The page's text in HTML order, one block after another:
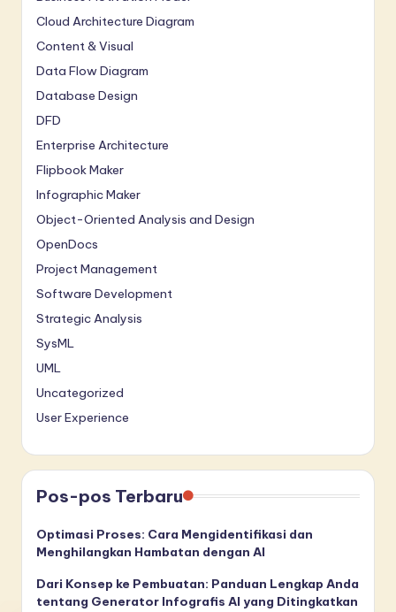
Cloud Architecture Diagram
Content & Visual
Data Flow Diagram
Database Design
DFD
Enterprise Architecture
Flipbook Maker
Infographic Maker
Object-Oriented Analysis and Design
OpenDocs
Project Management
Software Development
Strategic Analysis
SysML
UML
Uncategorized
User Experience
Pos-pos Terbaru
Optimasi Proses: Cara Mengidentifikasi dan
Menghilangkan Hambatan dengan AI
Dari Konsep ke Pembuatan: Panduan Lengkap Anda
tentang Generator Infografis AI yang Ditingkatkan